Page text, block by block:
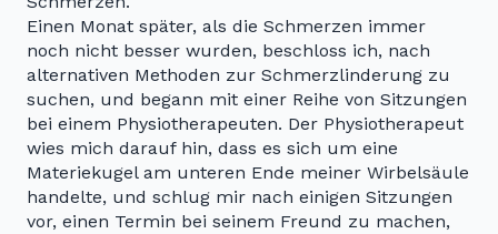
Einen Monat später, als die Schmerzen immer
noch nicht besser wurden, beschloss ich, nach
alternativen Methoden zur Schmerzlinderung zu
suchen, und begann mit einer Reihe von Sitzungen
bei einem Physiotherapeuten. Der Physiotherapeut
wies mich darauf hin, dass es sich um eine
Materiekugel am unteren Ende meiner Wirbelsäule
handelte, und schlug mir nach einigen Sitzungen
vor, einen Termin bei seinem Freund zu machen,